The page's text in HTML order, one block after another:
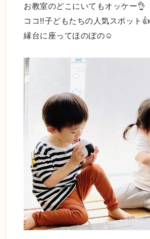
お教室のどこにいてもオッケー👌
ココ‼️子どもたちの人気スポット👍
縁台に座ってほのぼの☺️